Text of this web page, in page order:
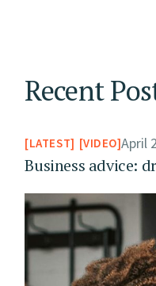
Recent
LATEST VIDEO April
Business advice: